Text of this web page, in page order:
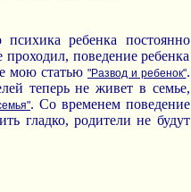
ребенка постоянно
поведение ребенка
мою статью "Развод и ребенок".
теперь не живет в семье,
. Со временем поведение
гладко, родители не будут